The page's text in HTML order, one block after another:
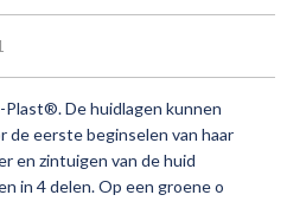
Plast®.De huidlagen kunnen
de eerste beginselen van haar
en zintuigen van de huid
in 4 delen.Op een groene o